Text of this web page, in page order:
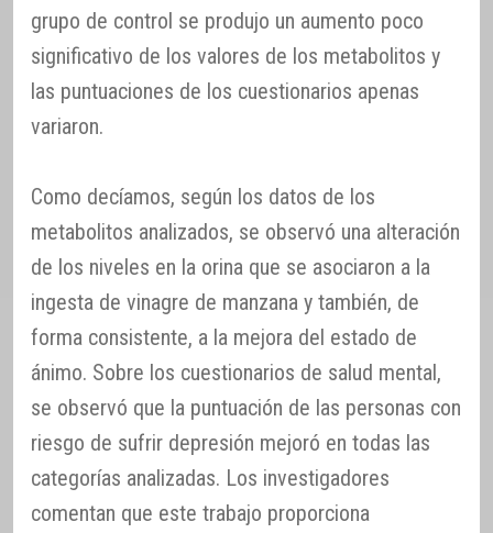
grupo de control se produjo un aumento poco
significativo de los valores de los metabolitos y
las puntuaciones de los cuestionarios apenas
variaron.
Como decíamos, según los datos de los
metabolitos analizados, se observó una alteración
de los niveles en la orina que se asociaron a la
ingesta de vinagre de manzana y también, de
forma consistente, a la mejora del estado de
ánimo. Sobre los cuestionarios de salud mental,
se observó que la puntuación de las personas con
riesgo de sufrir depresión mejoró en todas las
categorías analizadas. Los investigadores
comentan que este trabajo proporciona